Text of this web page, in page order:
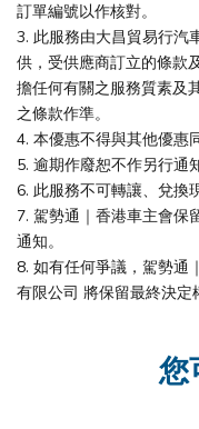
訂單編號以作核對。
3. 此服務由大昌貿易行汽
供，受供應商訂立的條款
擔任何有關之服務質素及
之條款作準。
4. 本優惠不得與其他優惠
5. 逾期作廢恕不作另行通知
6. 此服務不可轉讓、兌換
7. 駕勢通｜香港車主會保
通知。
8. 如有任何爭議，駕勢通
有限公司 將保留最終決定
您